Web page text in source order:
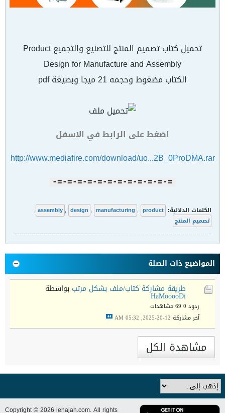
تحميل كتاب تصميم المنتج للتصنيع والتجميع Product
Design for Manufacture and Assembly
الكتاب مضغوط وحجمه 21 ميجا وبصيغة pdf
اضغط على الرابط في الاسفل
http://www.mediafire.com/download/uo...2B_0ProDMA.rar
=-=-=-=-=-=-=-=-=-=-=-=-
الكلمات الدلالية: assembly , design , manufacturing , product
,
تصميم المنتج
المواضيع ذات الصلة
طريقة مشاركة كتاب/ملف بشكل مرتب بواسطة
HaMooooDi
ردود 0
69 مشاهدات
آخر مشاركة 12-20-2025, 05:32 AM
مشاهدة الكل
Copyright © 2026 ienajah.com. All rights